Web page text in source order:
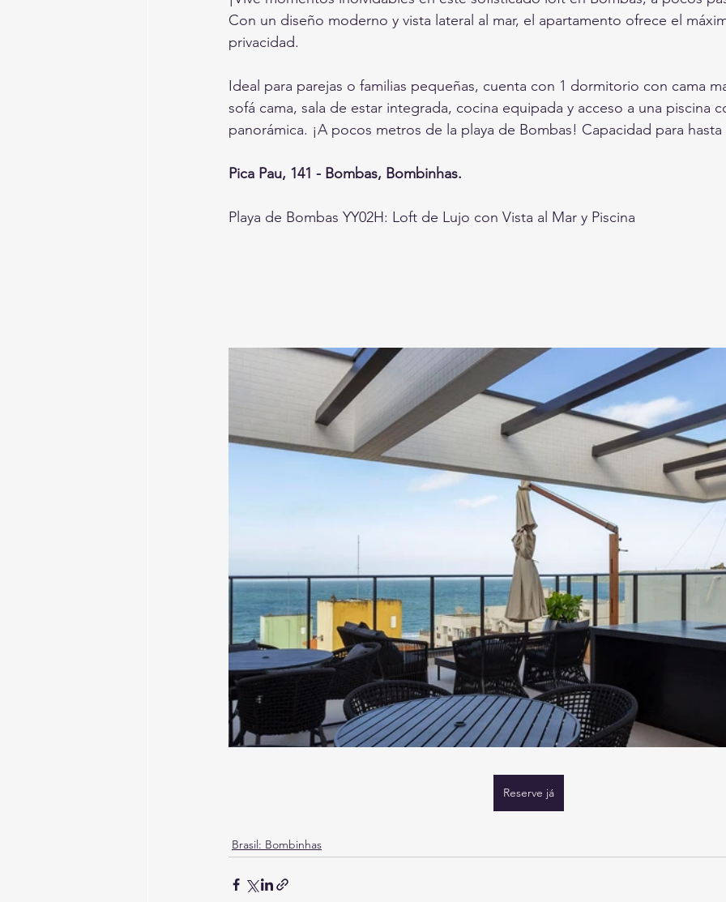
Con un diseño moderno y vista lateral al mar, el apartamento ofrece el
privacidad.
Ideal para parejas o familias pequeñas, cuenta con 1 dormitorio con cama
sofá cama, sala de estar integrada, cocina equipada y acceso a una piscina
panorámica. ¡A pocos metros de la playa de Bombas! Capacidad para hasta
Pica Pau, 141 - Bombas, Bombinhas.
Playa de Bombas YY02H: Loft de Lujo con Vista al Mar y Piscina
Reserve já
Brasil: Bombinhas